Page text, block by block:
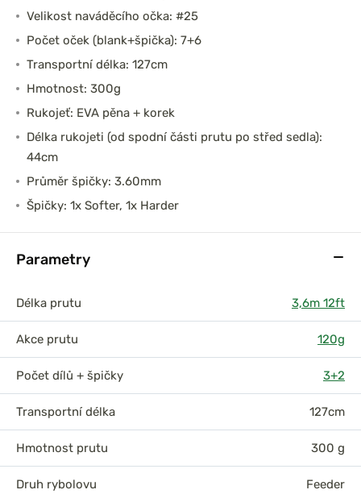
Velikost naváděcího očka: #25
Počet oček (blank+špička): 7+6
Transportní délka: 127cm
Hmotnost: 300g
Rukojeť: EVA pěna + korek
Délka rukojeti (od spodní části prutu po střed sedla):
44cm
Průměr špičky: 3.60mm
Špičky: 1x Softer, 1x Harder
Parametry
Délka prutu 3,6m 12ft
Akce prutu 120g
Počet dílů + špičky 3+2
Transportní délka 127cm
Hmotnost prutu 300 g
Druh rybolovu Feeder